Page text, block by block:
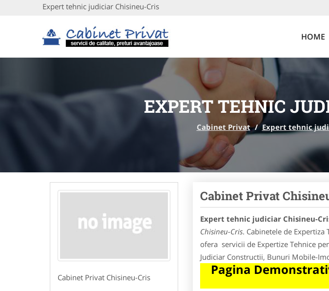
Expert tehnic judiciar Chisineu-Cris
HOME
EXPERT TEHNIC
Cabinet Privat / Expert tehnic
Cabinet Privat Chisineu-Cris
Cabinet Privat
Expert tehnic judiciar Chisineu-
Chisineu-Cris. Cabinetele de
ofera servicii de Expertize Tehnice
Judiciar Constructii, Bunuri Mobile-
Pagina